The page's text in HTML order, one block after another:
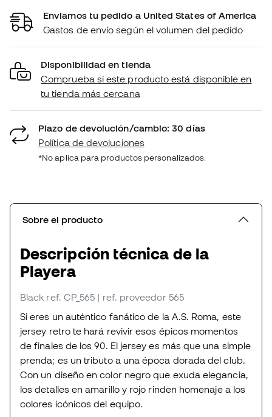
Enviamos tu pedido a United States of America
Gastos de envío según el volumen del pedido
Disponibilidad en tienda
Comprueba si este producto está disponible en
tu tienda más cercana
Plazo de devolución/cambio: 30 días
Política de devoluciones
*No aplica para productos personalizados.
Sobre el producto
Descripción técnica de la
Playera
Black ref. CP_565 | ref. proveedor 565
Si eres un auténtico fanático de la A.S. Roma, este
jersey retro te hará revivir esos épicos momentos
de finales de los 90. El jersey es más que una simple
prenda; es un tributo a una época dorada del club.
Con un diseño en color negro que exuda elegancia,
los detalles en amarillo y rojo rinden homenaje a los
colores icónicos del equipo.